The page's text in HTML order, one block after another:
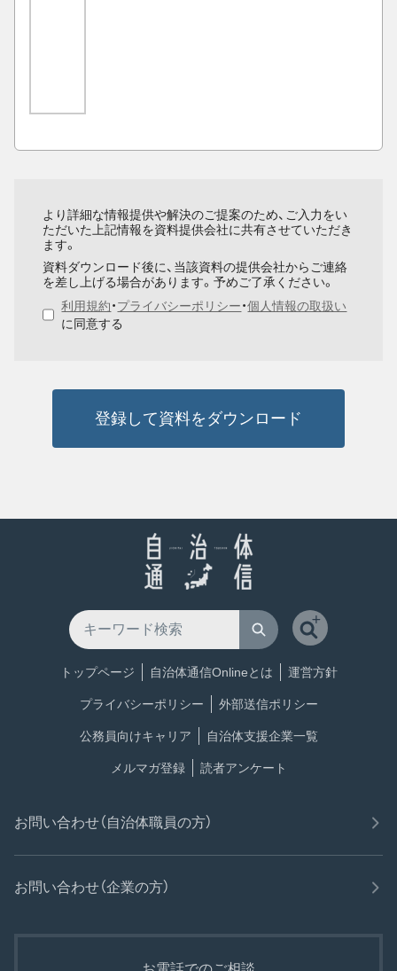
より詳細な情報提供や解決のご提案のため、ご入力をい
ただいた上記情報を資料提供会社に共有させていただき
ます。
資料ダウンロード後に、当該資料の提供会社からご連絡
を差し上げる場合があります。予めご了承ください。
利用規約・プライバシーポリシー・個人情報の取扱い
に同意する
登録して資料をダウンロード
トップページ 自治体通信Onlineとは 運営方針
プライバシーポリシー 外部送信ポリシー
公務員向けキャリア 自治体支援企業一覧
メルマガ登録 読者アンケート
お問い合わせ（自治体職員の方）
お問い合わせ（企業の方）